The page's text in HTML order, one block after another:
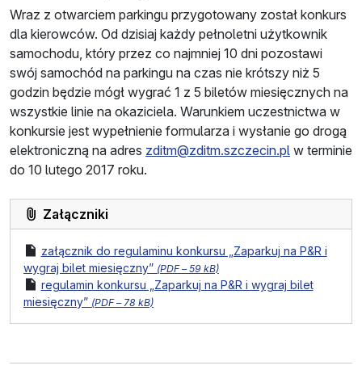
Wraz z otwarciem parkingu przygotowany został konkurs
dla kierowców. Od dzisiaj każdy pełnoletni użytkownik
samochodu, który przez co najmniej 10 dni pozostawi
swój samochód na parkingu na czas nie krótszy niż 5
godzin będzie mógł wygrać 1 z 5 biletów miesięcznych na
wszystkie linie na okaziciela. Warunkiem uczestnictwa w
konkursie jest wypełnienie formularza i wysłanie go drogą
elektroniczną na adres zditm@zditm.szczecin.pl w terminie
do 10 lutego 2017 roku.
Załączniki
plik
załącznik do regulaminu konkursu „Zaparkuj na P&R i
wygraj bilet miesięczny” (format pliku:
PDF – rozmiar pliku:
59 kB)
plik
regulamin konkursu „Zaparkuj na P&R i wygraj bilet
miesięczny” (format pliku:
PDF – rozmiar pliku:
78 kB)